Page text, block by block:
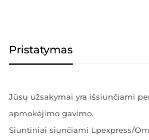
Pristatymas
Jūsų užsakymai yra išsiunčiami
apmokėjimo gavimo.
Siuntiniai siunčiami Lpexpress/